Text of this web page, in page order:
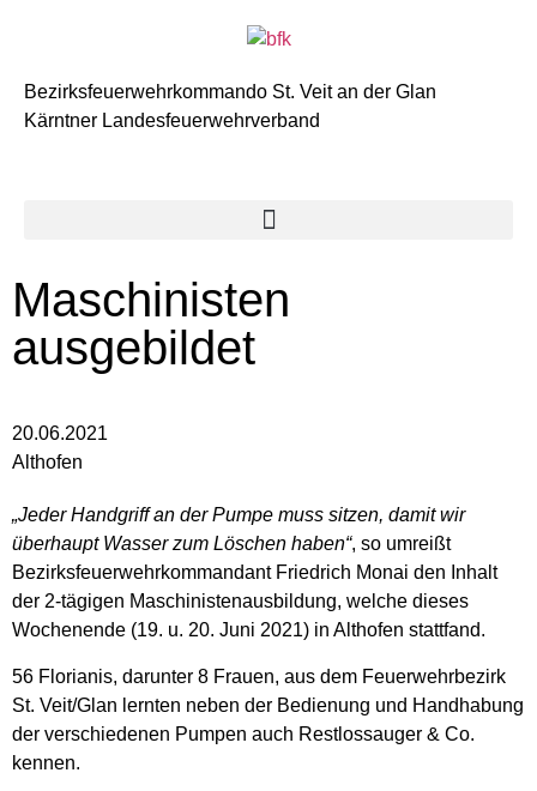
Bezirksfeuerwehrkommando St. Veit an der Glan
Kärntner Landesfeuerwehrverband
Maschinisten
ausgebildet
20.06.2021
Althofen
„Jeder Handgriff an der Pumpe muss sitzen, damit wir
überhaupt Wasser zum Löschen haben“, so umreißt
Bezirksfeuerwehrkommandant Friedrich Monai den Inhalt
der 2-tägigen Maschinistenausbildung, welche dieses
Wochenende (19. u. 20. Juni 2021) in Althofen stattfand.
56 Florianis, darunter 8 Frauen, aus dem Feuerwehrbezirk
St. Veit/Glan lernten neben der Bedienung und Handhabung
der verschiedenen Pumpen auch Restlossauger & Co.
kennen.